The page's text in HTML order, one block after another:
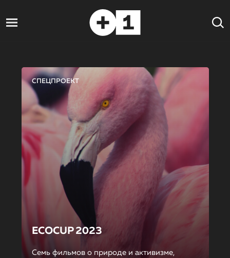
СПЕЦПРОЕКТ
ECOCUP 2023
Семь фильмов о природе и активизме,